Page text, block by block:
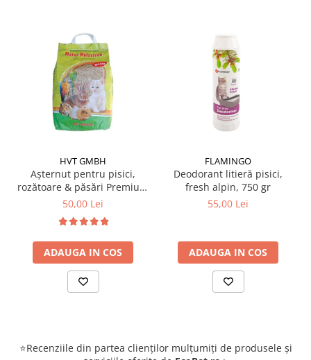
HVT GMBH
Așternut pentru pisici,
rozătoare & păsări Premium
Span 10L
50,00 Lei
ADAUGA IN COS
FLAMINGO
Deodorant litieră pisici,
fresh alpin, 750 gr
55,00 Lei
ADAUGA IN COS
⭐Recenziile din partea clienților mulțumiți de produsele și